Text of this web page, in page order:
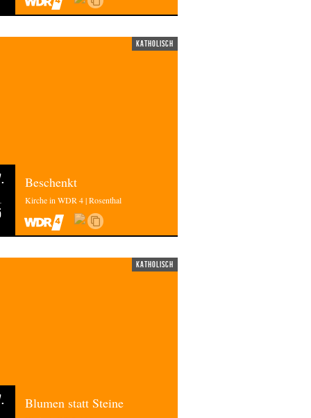
katholisch
Beschenkt
Kirche in WDR 4 | Rosenthal
katholisch
Blumen statt Steine